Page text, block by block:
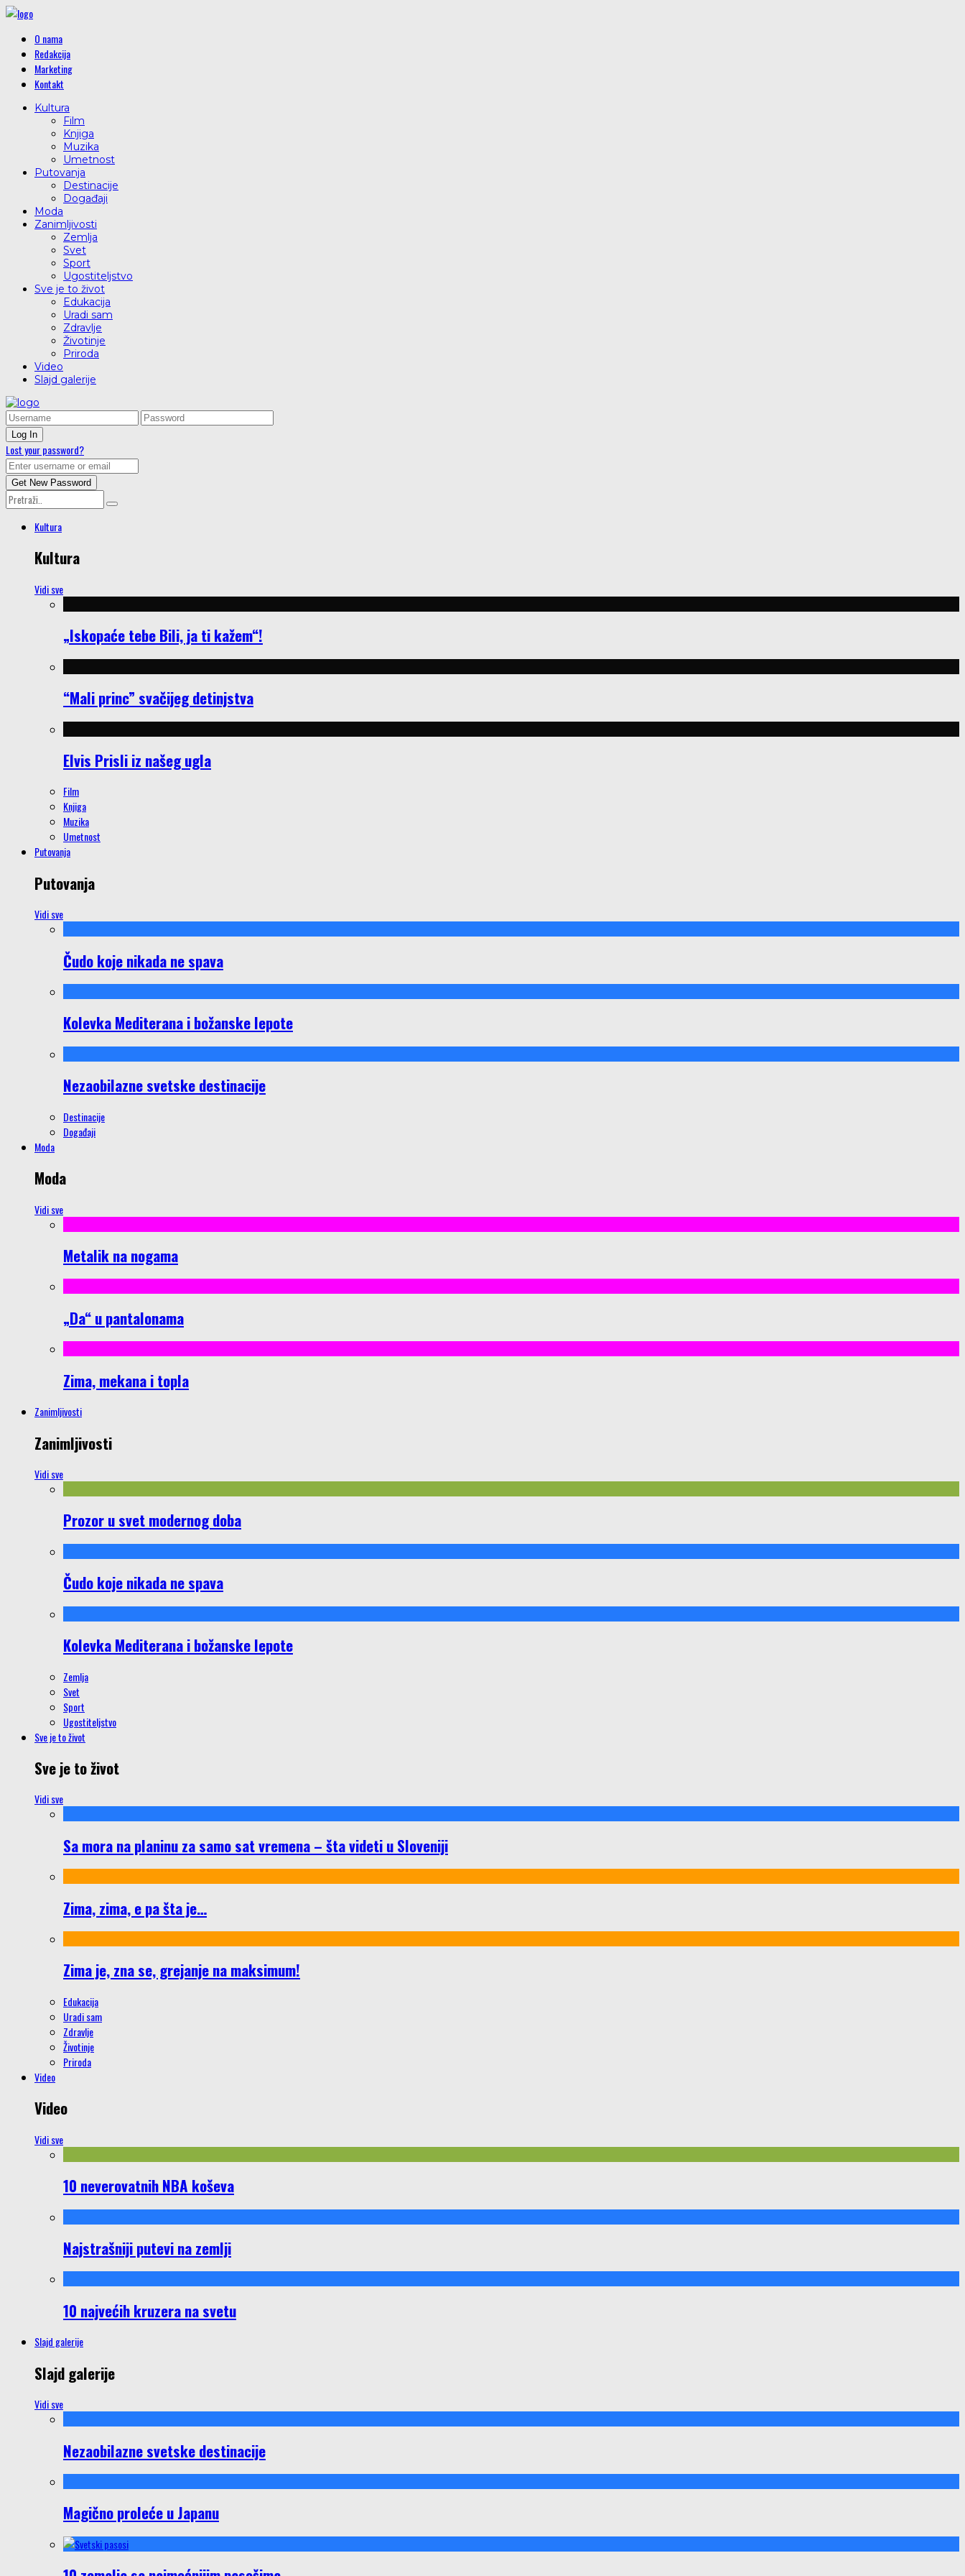
O nama
Redakcija
Marketing
Kontakt
Kultura
Film
Knjiga
Muzika
Umetnost
Putovanja
Destinacije
Događaji
Moda
Zanimljivosti
Zemlja
Svet
Sport
Ugostiteljstvo
Sve je to život
Edukacija
Uradi sam
Zdravlje
Životinje
Priroda
Video
Slajd galerije
Lost your password?
Kultura
Kultura
Vidi sve
„Iskopaće tebe Bili, ja ti kažem“!
“Mali princ” svačijeg detinjstva
Elvis Prisli iz našeg ugla
Film
Knjiga
Muzika
Umetnost
Putovanja
Putovanja
Vidi sve
Čudo koje nikada ne spava
Kolevka Mediterana i božanske lepote
Nezaobilazne svetske destinacije
Destinacije
Događaji
Moda
Moda
Vidi sve
Metalik na nogama
„Da“ u pantalonama
Zima, mekana i topla
Zanimljivosti
Zanimljivosti
Vidi sve
Prozor u svet modernog doba
Čudo koje nikada ne spava
Kolevka Mediterana i božanske lepote
Zemlja
Svet
Sport
Ugostiteljstvo
Sve je to život
Sve je to život
Vidi sve
Sa mora na planinu za samo sat vremena – šta videti u Sloveniji
Zima, zima, e pa šta je…
Zima je, zna se, grejanje na maksimum!
Edukacija
Uradi sam
Zdravlje
Životinje
Priroda
Video
Video
Vidi sve
10 neverovatnih NBA koševa
Najstrašniji putevi na zemlji
10 najvećih kruzera na svetu
Slajd galerije
Slajd galerije
Vidi sve
Nezaobilazne svetske destinacije
Magično proleće u Japanu